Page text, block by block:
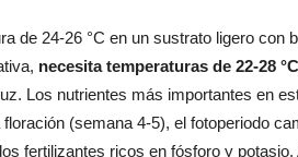
de 24-26 °C en un sustrato ligero con
necesita temperaturas de 22-28
Los nutrientes más importantes en
(semana 4-5), el fotoperiodo
fertilizantes ricos en fósforo y potasio.